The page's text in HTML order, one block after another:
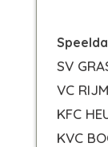
SV
VC
KFC
KVC